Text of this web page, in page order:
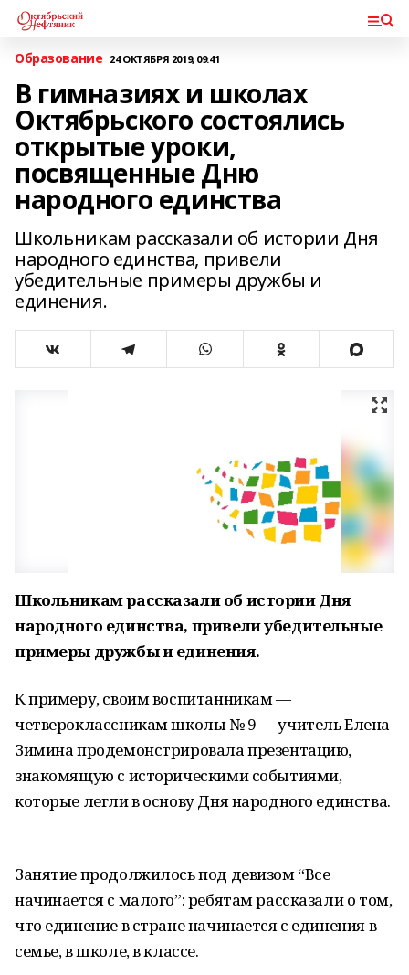
Образование 24 ОКТЯБРЯ 2019, 09:41
В гимназиях и школах
Октябрьского состоялись
открытые уроки,
посвященные Дню
народного единства
Школьникам рассказали об истории Дня
народного единства, привели
убедительные примеры дружбы и
единения.
Школьникам рассказали об истории Дня
народного единства, привели убедительные
примеры дружбы и единения.
К примеру, своим воспитанникам —
четвероклассникам школы № 9 — учитель Елена
Зимина продемонстрировала презентацию,
знакомящую с историческими событиями,
которые легли в основу Дня народного единства.
Занятие продолжилось под девизом “Все
начинается с малого”: ребятам рассказали о том,
что единение в стране начинается с единения в
семье, в школе, в классе.